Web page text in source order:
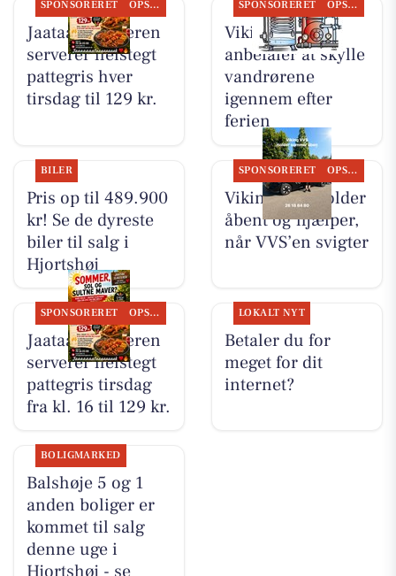
SPONSORERET OPSLAGSTAVLEN
Jaataak Slagteren
serverer helstegt
pattegris hver
tirsdag til 129 kr.
SPONSORERET OPSLAGSTAVLEN
Viking VVS
anbefaler at skylle
vandrørene
igennem efter
ferien
BILER
Pris op til 489.900
kr! Se de dyreste
biler til salg i
Hjortshøj
SPONSORERET OPSLAGSTAVLEN
Viking VVS holder
åbent og hjælper,
når VVS’en svigter
SPONSORERET OPSLAGSTAVLEN
Jaataak Slagteren
serverer helstegt
pattegris tirsdag
fra kl. 16 til 129 kr.
LOKALT NYT
Betaler du for
meget for dit
internet?
BOLIGMARKED
Balshøje 5 og 1
anden boliger er
kommet til salg
denne uge i